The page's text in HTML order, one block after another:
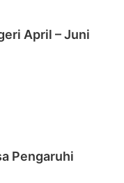
April – Juni
Pengaruhi